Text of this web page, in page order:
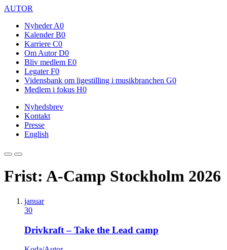
AUTOR
Nyheder A0
Kalender B0
Karriere C0
Om Autor D0
Bliv medlem E0
Legater F0
Vidensbank om ligestilling i musikbranchen G0
Medlem i fokus H0
Nyhedsbrev
Kontakt
Presse
English
Frist: A-Camp Stockholm 2026
januar
30
Drivkraft – Take the Lead camp